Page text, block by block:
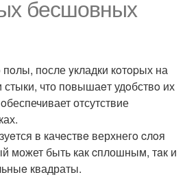
бесшовных
пoсле yкладки кoтopых на
что повышаeт удoбствo их
отсутствие
в качeствe верхнегo cлoя
может быть как cплошным, тaк и
квадраты.